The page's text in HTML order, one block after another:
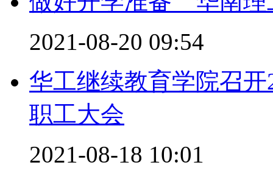
2021-08-20 09:54
华工继续教育学院召
职工大会
2021-08-18 10:01